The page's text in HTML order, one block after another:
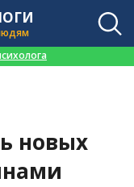
новых